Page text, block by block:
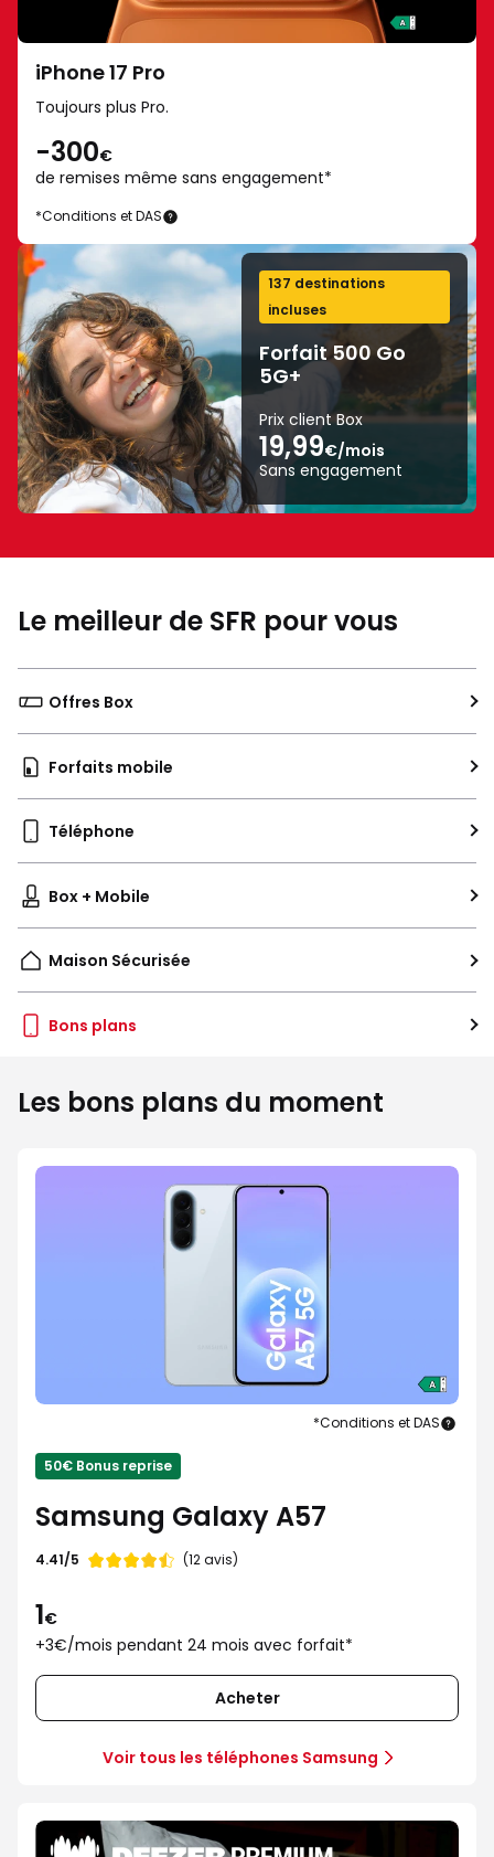
Plus
d’informations
sur
samsung.com/fr.
Galaxy
Ultra
et
Fold8
-
classe
énergétique
A
sur
une
échelle
de
à
énergétique
A
sur
une
échelle
de
G
iPhone 17 Pro
Toujours plus Pro.
-300€
de remises même sans engagement*
iPhone
17
Pro
*Conditions et DAS
137 destinations
incluses
Forfait 500 Go
5G+
Prix client Box
19,99€/mois
Sans engagement
Le meilleur de SFR pour vous
Offres Box
Forfaits mobile
Téléphone
Box + Mobile
Maison Sécurisée
Bons plans
Les bons plans du moment
*Conditions et DAS
50€ Bonus reprise
Samsung Galaxy A57
Note
4.41/5 (12 avis)
1€
+3€/mois pendant 24 mois avec forfait*
Acheter
Voir tous les téléphones Samsung